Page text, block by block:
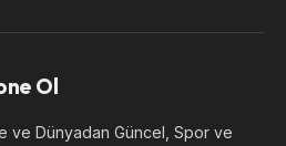
Ol
ve Dünyadan Güncel, Spor ve